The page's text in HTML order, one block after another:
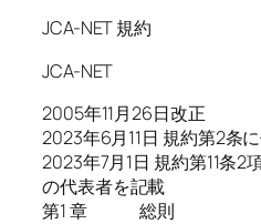
JCA-NET 規約
JCA-NET
2005年11月26日改正
2023年6月11日 規約第2条
2023年7月1日 規約第11条
の代表者を記載
第1 章 総則